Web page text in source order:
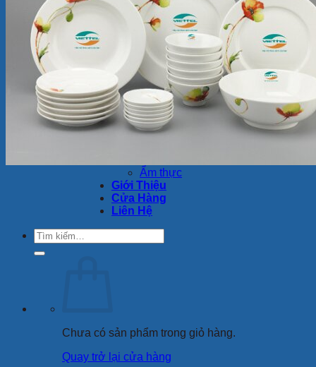
Trang Chủ
Sản Phẩm
Bộ ấm chén
Bộ đồ ăn
Ly Sứ
Bình Hoa
Bộ Chén Sứ – Dĩa -Tô
Sứ Dưỡng Sinh
Tượng sứ
Quà Tặng Minh Long
Bộ Bàn Ăn In Logo
Ẩm thực
Giới Thiệu
Cửa Hàng
Liên Hệ
Tìm
kiếm:
Chưa có sản phẩm trong giỏ hàng.
Quay trở lại cửa hàng